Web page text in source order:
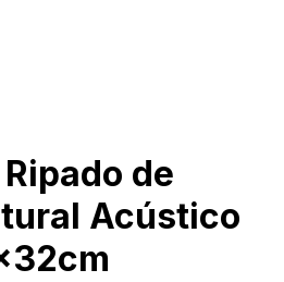
de
Acústico